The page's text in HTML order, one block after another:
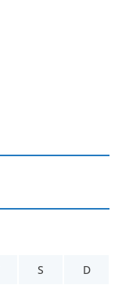
S D